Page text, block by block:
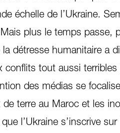
échelle de l’Ukraine.
plus le temps passe,
détresse humanitaire a
conflits tout aussi
des médias se
de terre au Maroc et les
l’Ukraine s’inscrive